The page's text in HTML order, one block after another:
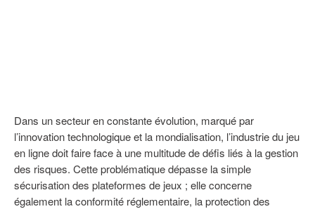
Dans un secteur en constante évolution, marqué par
l’innovation technologique et la mondialisation, l’industrie du jeu
en ligne doit faire face à une multitude de défis liés à la gestion
des risques. Cette problématique dépasse la simple
sécurisation des plateformes de jeux ; elle concerne
également la conformité réglementaire, la protection des